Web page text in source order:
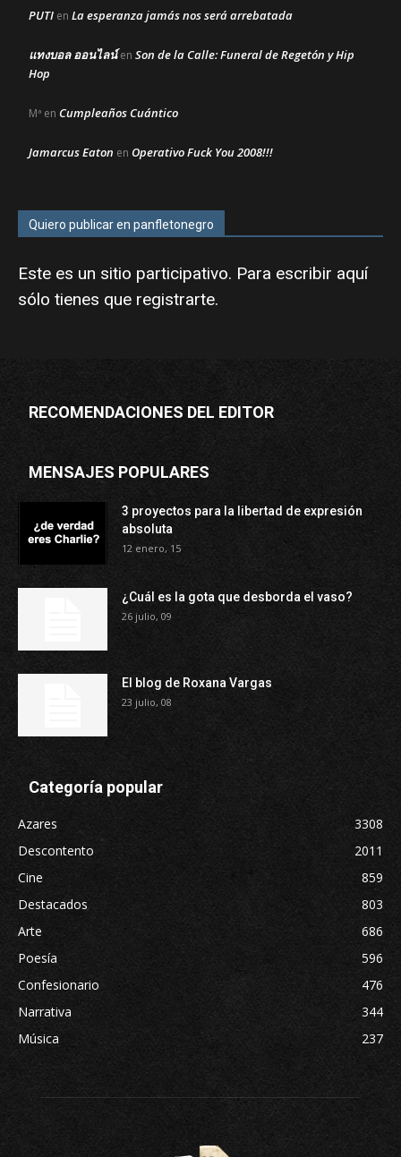
PUTI en La esperanza jamás nos será arrebatada
แทงบอล ออนไลน์en Son de la Calle: Funeral de Regetón y Hip
Hop
Mª en Cumpleaños Cuántico
Jamarcus Eaton en Operativo Fuck You 2008!!!
Quiero publicar en panfletonegro
Este es un sitio participativo. Para escribir aquí
sólo tienes que registrarte.
RECOMENDACIONES DEL EDITOR
MENSAJES POPULARES
3 proyectos para la libertad de expresión
absoluta
12 enero, 15
¿Cuál es la gota que desborda el vaso?
26 julio, 09
El blog de Roxana Vargas
23 julio, 08
Categoría popular
Azares
3308
Descontento
2011
Cine
859
Destacados
803
Arte
686
Poesía
596
Confesionario
476
Narrativa
344
Música
237